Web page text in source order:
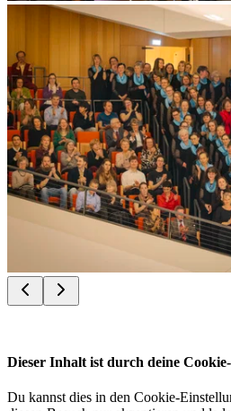
Dieser Inhalt ist durch deine
Du kannst dies in den Cookie-